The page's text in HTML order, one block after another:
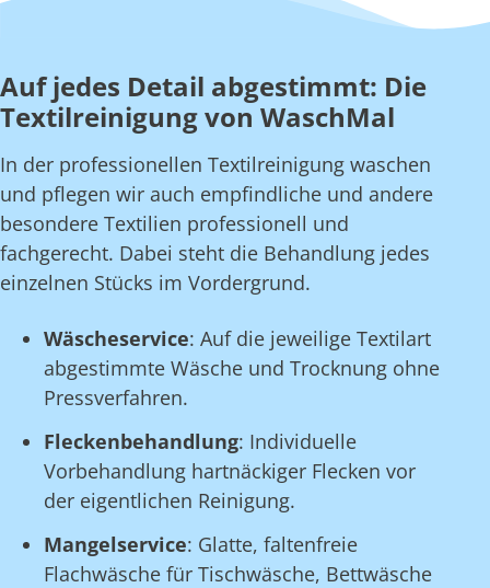
Auf jedes Detail abgestimmt: Die
Textilreinigung von WaschMal
In der professionellen Textilreinigung waschen
und pflegen wir auch empfindliche und andere
besondere Textilien professionell und
fachgerecht. Dabei steht die Behandlung jedes
einzelnen Stücks im Vordergrund.
Wäscheservice: Auf die jeweilige Textilart
abgestimmte Wäsche und Trocknung ohne
Pressverfahren.
Fleckenbehandlung: Individuelle
Vorbehandlung hartnäckiger Flecken vor
der eigentlichen Reinigung.
Mangelservice: Glatte, faltenfreie
Flachwäsche für Tischwäsche, Bettwäsche